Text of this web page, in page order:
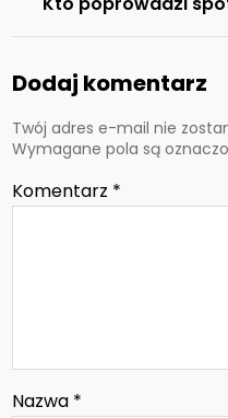
Dodaj komentarz
Twój adres e-mail nie
Wymagane pola są
Komentarz *
Nazwa *